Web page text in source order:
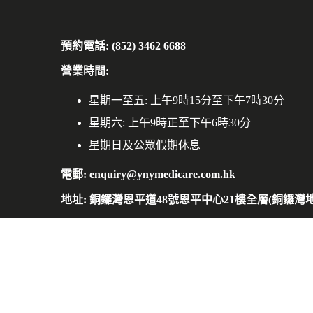
預約電話: (852) 3462 6688
營業時間:
星期一至五: 上午9時15分至下午7時30分
星期六: 上午9時正至下午6時30分
星期日及公眾假期休息
電郵: enquiry@ynymedicare.com.hk
地址: 銅鑼灣恩平道48號恩平中心21樓全層(銅鑼灣